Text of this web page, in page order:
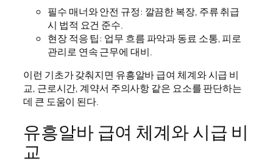
필수 매너와 안전 규정: 깔끔한 복장, 주류 취급
시 법적 요건 준수.
현장 적응 팁: 업무 흐름 파악과 동료 소통, 피로
관리로 연속 근무에 대비.
이런 기초가 갖춰지면 유흥알바 급여 체계와 시급 비
교, 근로시간, 계약서 주의사항 같은 요소를 판단하는
데 큰 도움이 된다.
유흥알바 급여 체계와 시급 비
교